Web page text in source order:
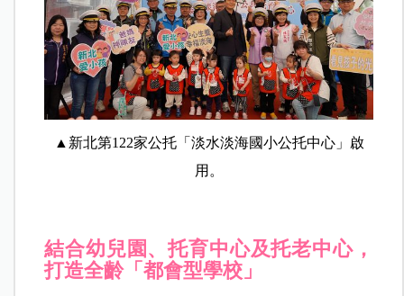
▲新北第122家公托「淡水淡海國小公托中心」啟
用。
結合幼兒園、托育中心及托老中心，
打造全齡「都會型學校」